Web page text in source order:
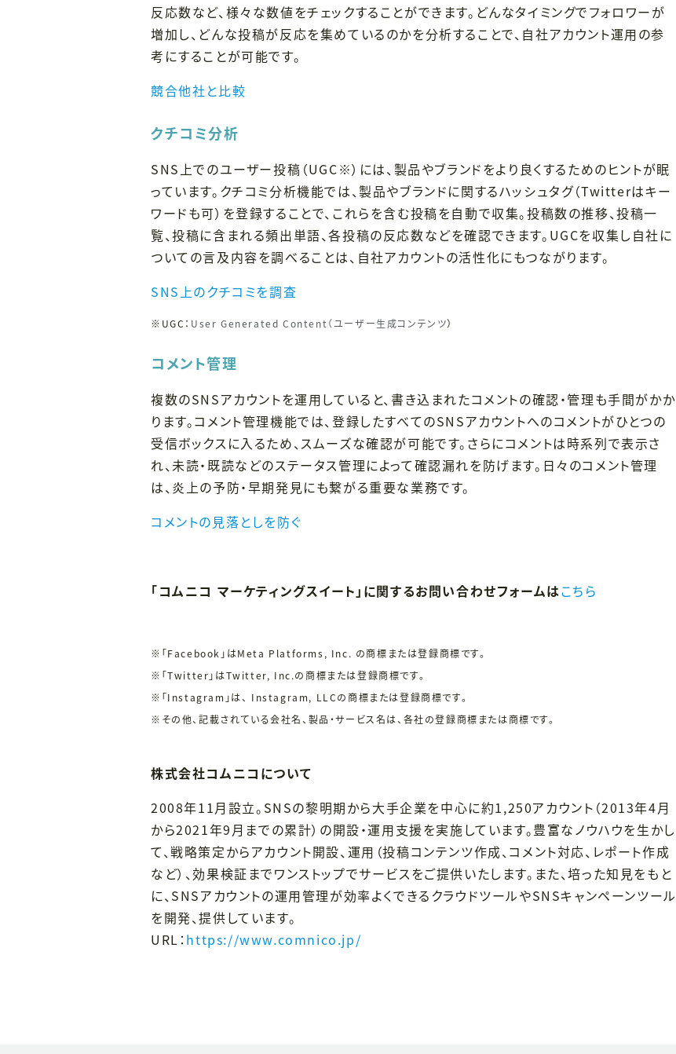
反応数など、様々な数値をチェックすることができます。どんなタイミングでフォロワーが
増加し、どんな投稿が反応を集めているのかを分析することで、自社アカウント運用の参
考にすることが可能です。
競合他社と比較
クチコミ分析
SNS上でのユーザー投稿（UGC※）には、製品やブランドをより良くするためのヒントが眠
っています。クチコミ分析機能では、製品やブランドに関するハッシュタグ（Twitterはキー
ワードも可）を登録することで、これらを含む投稿を自動で収集。投稿数の推移、投稿一
覧、投稿に含まれる頻出単語、各投稿の反応数などを確認できます。UGCを収集し自社に
ついての言及内容を調べることは、自社アカウントの活性化にもつながります。
SNS上のクチコミを調査
※UGC： User Generated Content（ユーザー生成コンテンツ）
コメント管理
複数のSNSアカウントを運用していると、書き込まれたコメントの確認・管理も手間がかか
ります。コメント管理機能では、登録したすべてのSNSアカウントへのコメントがひとつの
受信ボックスに入るため、スムーズな確認が可能です。さらにコメントは時系列で表示さ
れ、未読・既読などのステータス管理によって確認漏れを防げます。日々のコメント管理
は、炎上の予防・早期発見にも繋がる重要な業務です。
コメントの見落としを防ぐ
「コムニコ マーケティングスイート」に関するお問い合わせフォームはこちら
※「Facebook」はMeta Platforms, Inc. の商標または登録商標です。
※「Twitter」はTwitter, Inc.の商標または登録商標です。
※「Instagram」は、 Instagram, LLCの商標または登録商標です。
※その他、記載されている会社名、製品・サービス名は、各社の登録商標または商標です。
株式会社コムニコについて
2008年11月設立。SNSの黎明期から大手企業を中心に約1,250アカウント（2013年4月
から2021年9月までの累計）の開設・運用支援を実施しています。豊富なノウハウを生かし
て、戦略策定からアカウント開設、運用（投稿コンテンツ作成、コメント対応、レポート作成
など）、効果検証までワンストップでサービスをご提供いたします。また、培った知見をもと
に、SNSアカウントの運用管理が効率よくできるクラウドツールやSNSキャンペーンツール
を開発、提供しています。
URL： https://www.comnico.jp/